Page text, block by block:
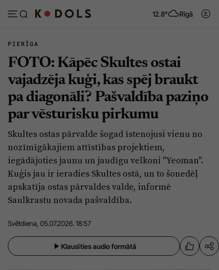
12.8° Rīgā
Abonēt Pieslēgties
Ziņas
Politika
Pašvaldības
Izglītība
Veselība
Ģimene
Drošība
Tēmas
Viedokļi
Dzīve un ticība
Ekonomika
Krimināli
Izklaide
PIERĪGA
FOTO: Kāpēc Skultes ostai
vajadzēja kuģi, kas spēj braukt
pa diagonāli? Pašvaldība paziņo
par vēsturisku pirkumu
Skultes ostas pārvalde šogad īstenojusi vienu no
nozīmīgākajiem attīstības projektiem,
iegādājoties jaunu un jaudīgu velkoni "Yeoman".
Kuģis jau ir ieradies Skultes ostā, un to šonedēļ
apskatīja ostas pārvaldes valde, informē
Saulkrastu novada pašvaldība.
Svētdiena, 05.07.2026. 18:57
Klausīties audio formātā